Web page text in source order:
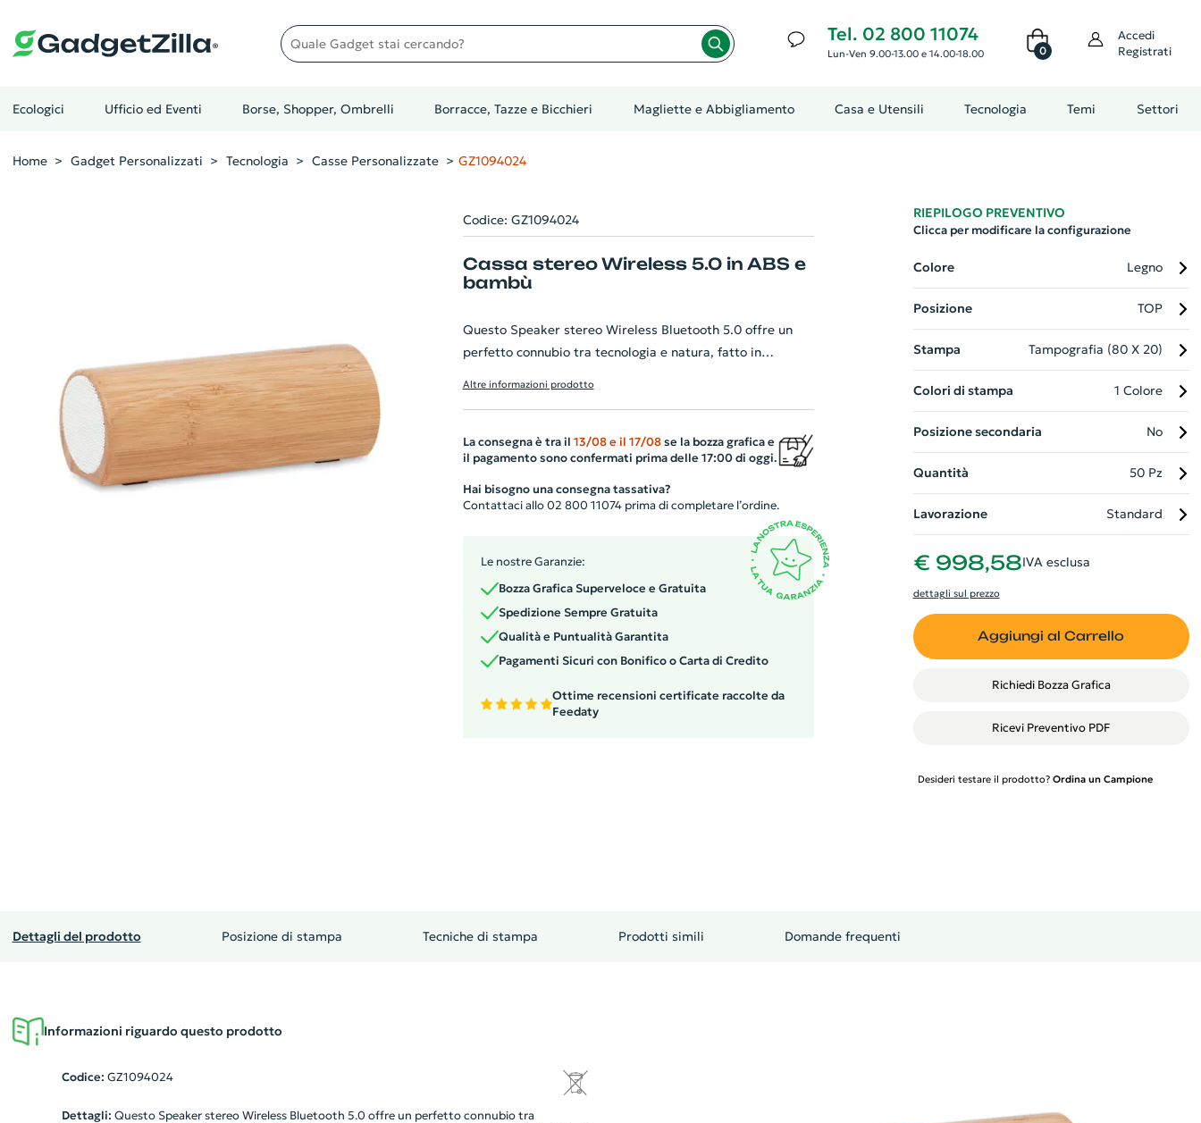
Quale gadget stai cercando? Tel. 02 800 11074
Lun-Ven 9.00-13.00 e 14.00-18.00 0
Accedi
Registrati
Ecologici Ufficio ed Eventi Borse, Shopper, Ombrelli Borracce, Tazze e Bicchieri Magliette e Abbigliamento Casa e Utensili Tecnologia Temi Settori
Home Gadget Personalizzati Tecnologia Casse Personalizzate GZ1094024
Codice: GZ1094024
Cassa stereo Wireless 5.0 in ABS e
bambù
Questo Speaker stereo Wireless Bluetooth 5.0 offre un
perfetto connubio tra tecnologia e natura, fatto in
ore al 70% del volume. Tempo di ricarica di appena 3 ore.
Con un output di 4 Ohm e 5Wx2, offre una qualità del
suono nitida e potente. Ideale per l'uso aziendale, può
essere personalizzato secondo le esigenze.
Altre informazioni prodotto
La consegna è tra il 13/08 e il 17/08se la bozza grafica e
il pagamento sono confermati prima delle 17:00 di oggi.
Hai bisogno una consegna tassativa?
Contattaci allo 02 800 11074 prima di completare l’ordine.
Le nostre Garanzie:
Bozza Grafica Superveloce e Gratuita
Spedizione Sempre Gratuita
Qualità e Puntualità Garantita
Pagamenti Sicuri con Bonifico o Carta di Credito
Ottime recensioni certificate raccolte da
Feedaty
RIEPILOGO PREVENTIVO
Clicca per modificare la configurazione
Colore Legno
Posizione TOP
Stampa Tampografia (80 X 20)
Colori di stampa 1 Colore
Posizione secondaria No
Quantità 50 Pz
Lavorazione Standard
€ 998,58IVA esclusa
dettagli sul prezzo
Aggiungi al Carrello
Richiedi Bozza Grafica
Ricevi Preventivo PDF
Desideri testare il prodotto? Ordina un Campione
Dettagli del prodotto Posizione di stampa Tecniche di stampa Prodotti simili Domande frequenti
Informazioni riguardo questo prodotto
Codice: GZ1094024
Dettagli: Questo Speaker stereo Wireless Bluetooth 5.0 offre un perfetto connubio tra